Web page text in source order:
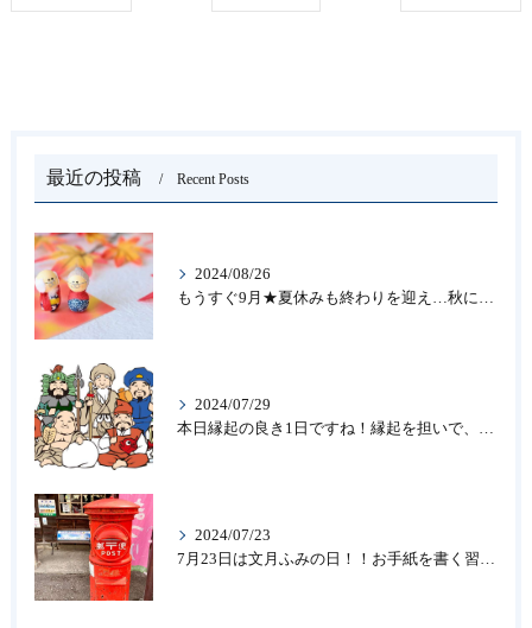
最近の投稿 Recent Posts
2024/08/26
2024/07/29
2024/07/23